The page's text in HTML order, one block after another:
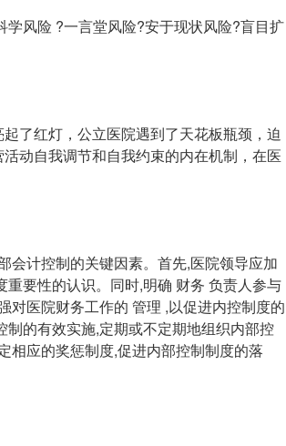
风险 ?一言堂风险?安于现状风险?盲目扩
了红灯，公立医院遇到了天花板瓶颈，迫
动自我调节和自我约束的内在机制，在医
计控制的关键因素。首先,医院领导应加
要性的认识。同时,明确 财务 负责人参与
对医院财务工作的 管理 ,以促进内控制度的
的有效实施,定期或不定期地组织内部控
相应的奖惩制度,促进内部控制制度的落